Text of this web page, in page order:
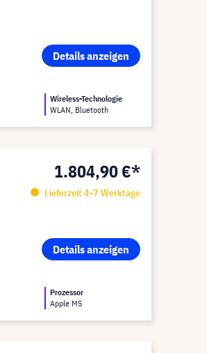
Details anzeigen
Wireless-Technologie
WLAN, Bluetooth
1.804,90 €*
Lieferzeit 4-7 Werktage
Details anzeigen
Prozessor
Apple M5